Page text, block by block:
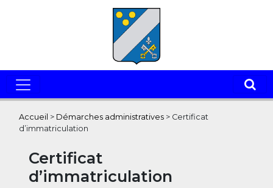
Accueil > Démarches administratives > Certificat
d’immatriculation
Certificat
d’immatriculation